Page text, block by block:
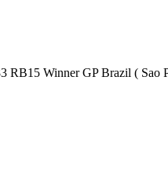
RB15 Winner GP Brazil ( Sao